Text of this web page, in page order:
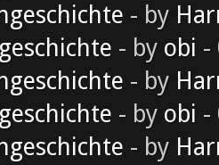
- by
- by obi -
- by
- by obi -
- by